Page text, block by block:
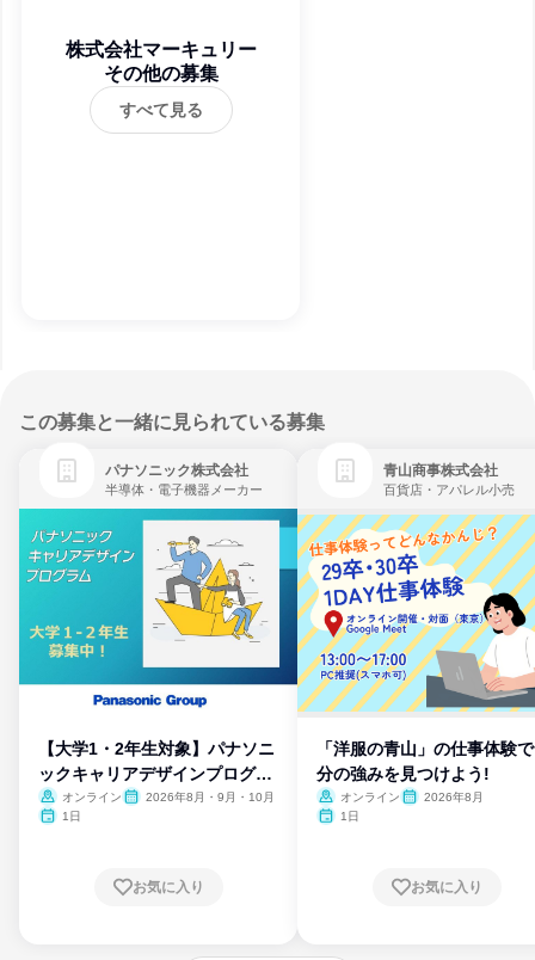
株式会社マーキュリー
その他の募集
すべて見る
この募集と一緒に見られている募集
パナソニック株式会社
半導体・電子機器メーカー
【大学1・2年生対象】パナソニ
ックキャリアデザインプログラ
ム
オンライン
2026年8月・9月・10月
1日
お気に入り
青山商事株式会社
百貨店・アパレル小売
「洋服の青山」の仕事体験
分の強みを見つけよう!
オンライン
2026年8月
1日
お気に入り